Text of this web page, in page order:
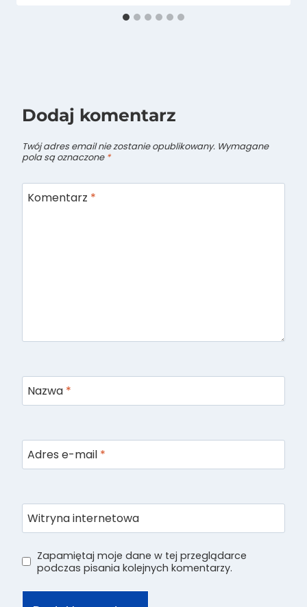
Dodaj komentarz
Twój adres email nie zostanie opublikowany. Wymagane
pola są oznaczone *
Komentarz *
Nazwa *
Adres e-mail *
Witryna internetowa
Zapamiętaj moje dane w tej przeglądarce
podczas pisania kolejnych komentarzy.